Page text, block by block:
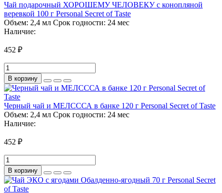
Чай подарочный ХОРОШЕМУ ЧЕЛОВЕКУ с конопляной
веревкой 100 г Personal Secret of Taste
Объем: 2,4 мл Срок годности: 24 мес
Наличие:
452 ₽
В корзину
Черный чай и МЕЛСССА в банке 120 г Personal Secret of Taste
Объем: 2,4 мл Срок годности: 24 мес
Наличие:
452 ₽
В корзину